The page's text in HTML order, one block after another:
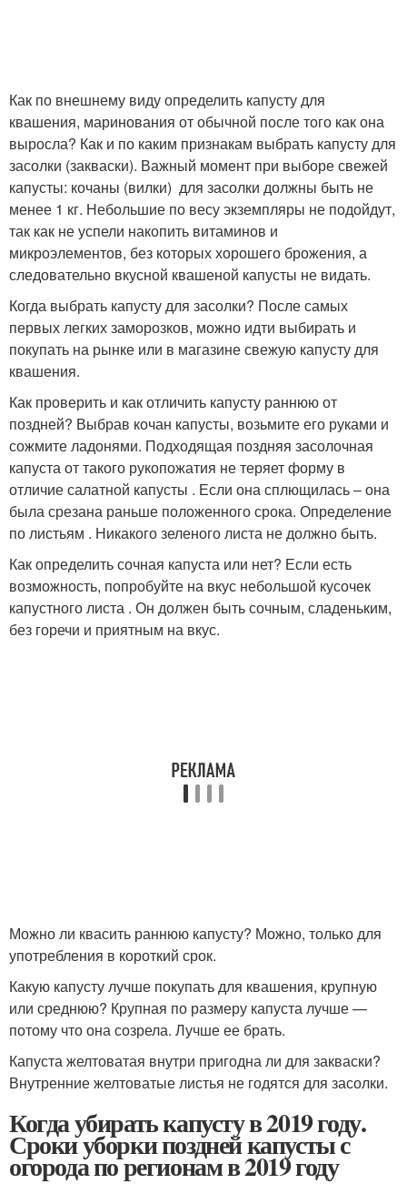
Как по внешнему виду определить капусту для
квашения, маринования от обычной после того как она
выросла? Как и по каким признакам выбрать капусту для
засолки (закваски). Важный момент при выборе свежей
капусты: кочаны (вилки) для засолки должны быть не
менее 1 кг. Небольшие по весу экземпляры не подойдут,
так как не успели накопить витаминов и
микроэлементов, без которых хорошего брожения, а
следовательно вкусной квашеной капусты не видать.
Когда выбрать капусту для засолки? После самых
первых легких заморозков, можно идти выбирать и
покупать на рынке или в магазине свежую капусту для
квашения.
Как проверить и как отличить капусту раннюю от
поздней? Выбрав кочан капусты, возьмите его руками и
сожмите ладонями. Подходящая поздняя засолочная
капуста от такого рукопожатия не теряет форму в
отличие салатной капусты . Если она сплющилась – она
была срезана раньше положенного срока. Определение
по листьям . Никакого зеленого листа не должно быть.
Как определить сочная капуста или нет? Если есть
возможность, попробуйте на вкус небольшой кусочек
капустного листа . Он должен быть сочным, сладеньким,
без горечи и приятным на вкус.
Можно ли квасить раннюю капусту? Можно, только для
употребления в короткий срок.
Какую капусту лучше покупать для квашения, крупную
или среднюю? Крупная по размеру капуста лучше —
потому что она созрела. Лучше ее брать.
Капуста желтоватая внутри пригодна ли для закваски?
Внутренние желтоватые листья не годятся для засолки.
Когда убирать капусту в 2019 году.
Сроки уборки поздней капусты с
огорода по регионам в 2019 году